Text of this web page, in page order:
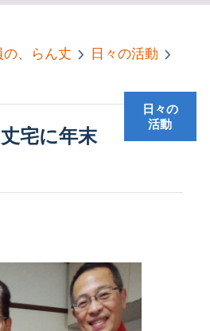
の、らん丈
日々の活動
日々の
活動